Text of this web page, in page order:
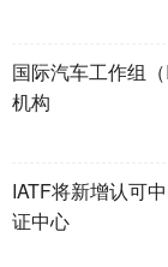
国际汽车工作组
机构
IATF将新增认可
证中心